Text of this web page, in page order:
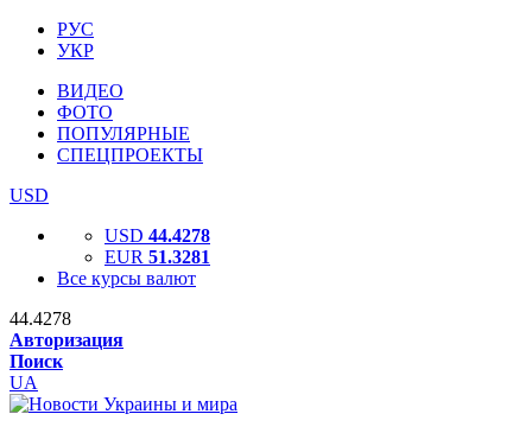
РУС
УКР
ВИДЕО
ФОТО
ПОПУЛЯРНЫЕ
СПЕЦПРОЕКТЫ
USD
USD 44.4278
EUR 51.3281
Все курсы валют
44.4278
Авторизация
Поиск
UA